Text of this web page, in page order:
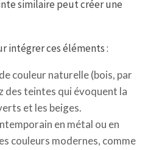
similaire peut créer une
intégrer ces éléments :
couleur naturelle (bois, par
des teintes qui évoquent la
et les beiges.
en métal ou en
couleurs modernes, comme